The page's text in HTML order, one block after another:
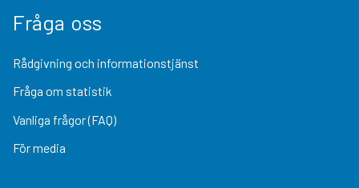
Fråga oss
Rådgivning och informationstjänst
Fråga om statistik
Vanliga frågor (FAQ)
För media